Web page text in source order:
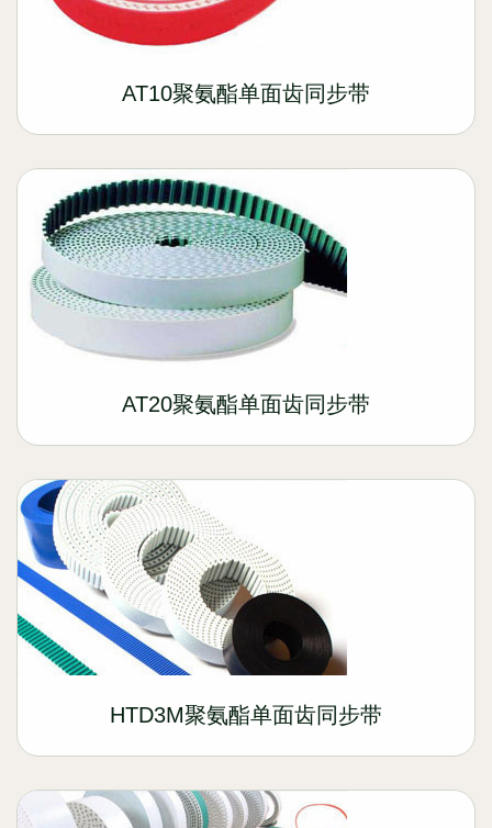
AT10聚氨酯单面齿同步带
AT20聚氨酯单面齿同步带
HTD3M聚氨酯单面齿同步带